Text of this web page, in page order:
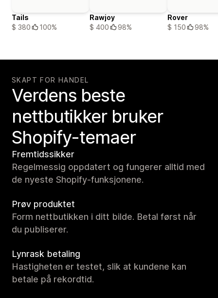
Tails
$ 380
100%
Rawjoy
$ 400
98%
Rover
$ 150
98%
SKAPT FOR HANDEL
Verdens beste
nettbutikker bruker
Shopify-temaer
Fremtidssikker
Regelmessig oppdatert og fungerer alltid med
de nyeste Shopify-funksjonene.
Prøv produktet
Form nettbutikken i ditt bilde. Betal først når
du publiserer.
Lynrask betaling
Hastigheten er testet, slik at kundene kan
betale på rekordtid.